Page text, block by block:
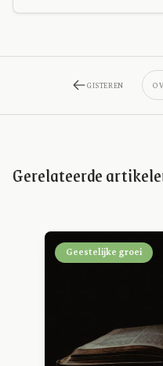
GISTEREN
Gerelateerde
Geestelijke groei